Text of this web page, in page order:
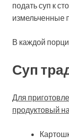
подать суп к
измельченные
В каждой
Суп
Для
продуктовый